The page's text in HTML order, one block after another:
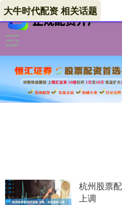
大牛时代配资 相关话题
杭州股票
上调